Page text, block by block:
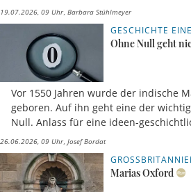
19.07.2026, 09 Uhr Barbara Stühlmeyer
GESCHICHTE
Ohne Null geht
Vor 1550 Jahren wurde der indische
geboren. Auf ihn geht eine der
Null. Anlass für eine ideen-
26.06.2026, 09 Uhr Josef Bordat
GROSSBRITANNIEN
Marias Oxford